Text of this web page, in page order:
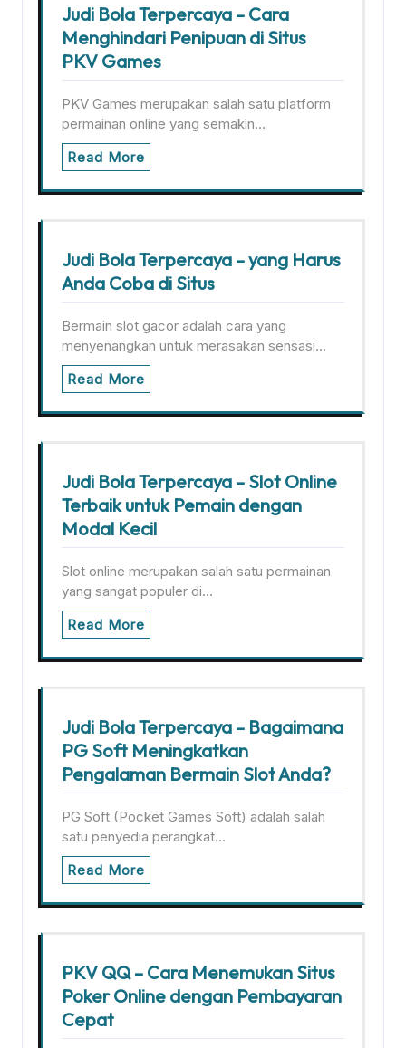
Judi Bola Terpercaya – Cara
Menghindari Penipuan di Situs
PKV Games
PKV Games merupakan salah satu platform
permainan online yang semakin…
Read More
Judi Bola Terpercaya – yang Harus
Anda Coba di Situs
Bermain slot gacor adalah cara yang
menyenangkan untuk merasakan sensasi…
Read More
Judi Bola Terpercaya – Slot Online
Terbaik untuk Pemain dengan
Modal Kecil
Slot online merupakan salah satu permainan
yang sangat populer di…
Read More
Judi Bola Terpercaya – Bagaimana
PG Soft Meningkatkan
Pengalaman Bermain Slot Anda?
PG Soft (Pocket Games Soft) adalah salah
satu penyedia perangkat…
Read More
PKV QQ – Cara Menemukan Situs
Poker Online dengan Pembayaran
Cepat